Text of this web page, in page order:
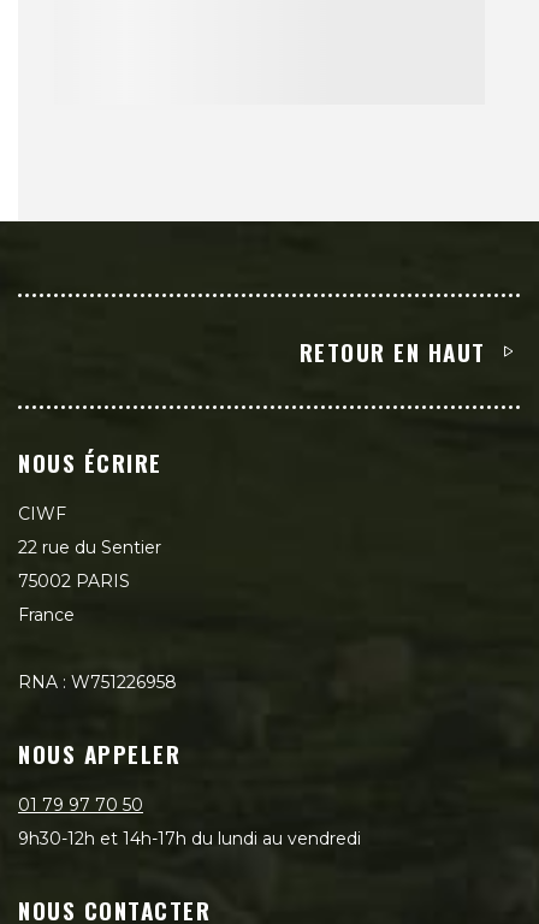
RETOUR EN HAUT
NOUS ÉCRIRE
CIWF
22 rue du Sentier
75002 PARIS
France
RNA : W751226958
NOUS APPELER
01 79 97 70 50
9h30-12h et 14h-17h du lundi au vendredi
NOUS CONTACTER